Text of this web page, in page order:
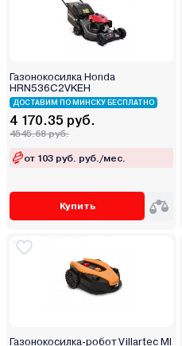
Газонокосилка Honda
HRN536C2VKEН
ДОСТАВИМ ПО МИНСКУ БЕСПЛАТНО
4 170.35 руб.
4545.68 руб.
от 103 руб. руб./мес.
Купить
Газонокосилка-робот Villartec MI